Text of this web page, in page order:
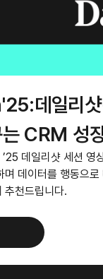
데일리샷
CRM 성
데일리샷 세션 영
며 데이터를 행동으
추천드립니다.